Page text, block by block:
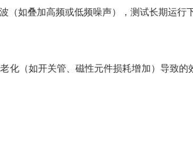
如叠加高频或低频噪声），测试长期运行
化（如开关管、磁性元件损耗增加）导致